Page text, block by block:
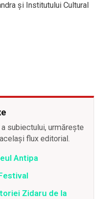
şi Institutului Cultural
subiectului, urmărește
flux editorial.
Antipa
Zidaru de la